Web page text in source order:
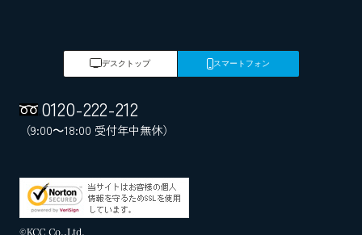
デスクトップ スマートフォン
0120-222-212
（9:00～18:00 受付年中無休）
©KCC Co.,Ltd.